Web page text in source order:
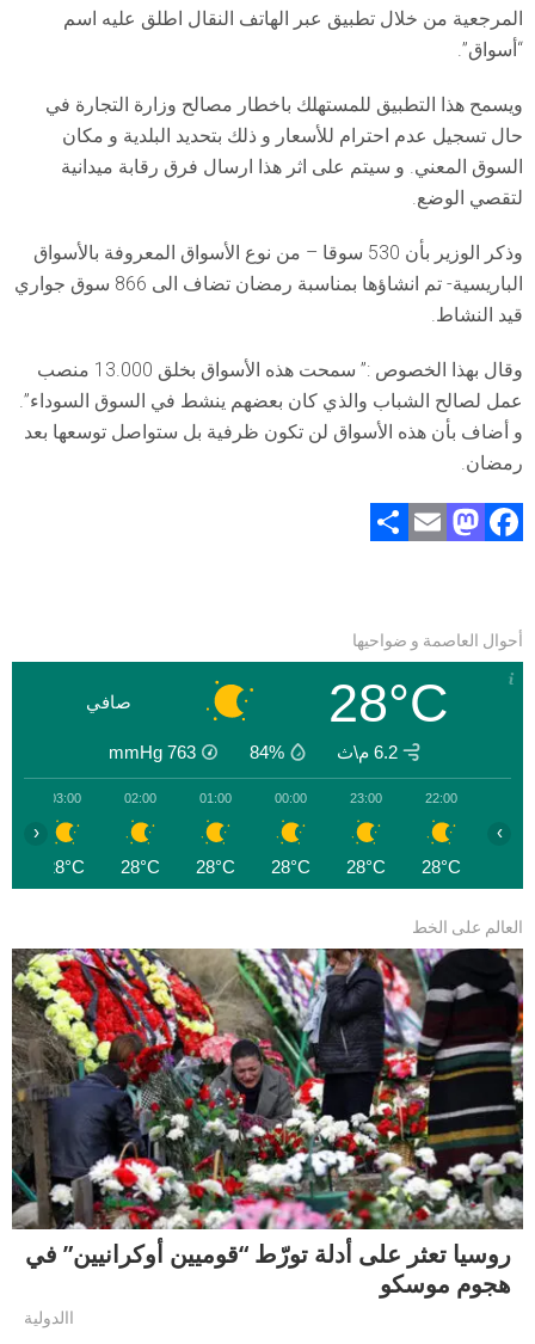
المرجعية من خلال تطبيق عبر الهاتف النقال اطلق عليه اسم
“أسواق”.
ويسمح هذا التطبيق للمستهلك باخطار مصالح وزارة التجارة في
حال تسجيل عدم احترام للأسعار و ذلك بتحديد البلدية و مكان
السوق المعني. و سيتم على اثر هذا ارسال فرق رقابة ميدانية
لتقصي الوضع.
وذكر الوزير بأن 530 سوقا – من نوع الأسواق المعروفة بالأسواق
الباريسية- تم انشاؤها بمناسبة رمضان تضاف الى 866 سوق جواري
قيد النشاط.
وقال بهذا الخصوص :” سمحت هذه الأسواق بخلق 13.000 منصب
عمل لصالح الشباب والذي كان بعضهم ينشط في السوق السوداء”.
و أضاف بأن هذه الأسواق لن تكون ظرفية بل ستواصل توسعها بعد
رمضان.
F
b
o
M
o
d
o
E
l
e
أحوال العاصمة و ضواحيها
28°C صافي
6.2 م\ث 84%
763
mmHg
22:00
28°C
23:00
28°C
00:00
28°C
01:00
28°C
02:00
28°C
03:00
28°C
‹ ›
العالم على الخط
روسيا تعثر على أدلة تورّط “قوميين أوكرانيين” في
هجوم موسكو
االدولية